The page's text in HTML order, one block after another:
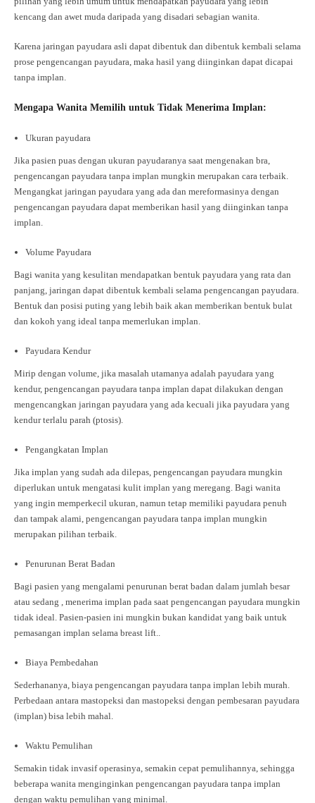
kencang dan awet muda daripada yang disadari sebagian wanita.
Karena jaringan payudara asli dapat dibentuk dan dibentuk kembali selama
prose pengencangan payudara, maka hasil yang diinginkan dapat dicapai
tanpa implan.
Mengapa Wanita Memilih untuk Tidak Menerima Implan:
Ukuran payudara
Jika pasien puas dengan ukuran payudaranya saat mengenakan bra,
pengencangan payudara tanpa implan mungkin merupakan cara terbaik.
Mengangkat jaringan payudara yang ada dan mereformasinya dengan
pengencangan payudara dapat memberikan hasil yang diinginkan tanpa
implan.
Volume Payudara
Bagi wanita yang kesulitan mendapatkan bentuk payudara yang rata dan
panjang, jaringan dapat dibentuk kembali selama pengencangan payudara.
Bentuk dan posisi puting yang lebih baik akan memberikan bentuk bulat
dan kokoh yang ideal tanpa memerlukan implan.
Payudara Kendur
Mirip dengan volume, jika masalah utamanya adalah payudara yang
kendur, pengencangan payudara tanpa implan dapat dilakukan dengan
mengencangkan jaringan payudara yang ada kecuali jika payudara yang
kendur terlalu parah (ptosis).
Pengangkatan Implan
Jika implan yang sudah ada dilepas, pengencangan payudara mungkin
diperlukan untuk mengatasi kulit implan yang meregang. Bagi wanita
yang ingin memperkecil ukuran, namun tetap memiliki payudara penuh
dan tampak alami, pengencangan payudara tanpa implan mungkin
merupakan pilihan terbaik.
Penurunan Berat Badan
Bagi pasien yang mengalami penurunan berat badan dalam jumlah besar
atau sedang , menerima implan pada saat pengencangan payudara mungkin
tidak ideal. Pasien-pasien ini mungkin bukan kandidat yang baik untuk
pemasangan implan selama breast lift..
Biaya Pembedahan
Sederhananya, biaya pengencangan payudara tanpa implan lebih murah.
Perbedaan antara mastopeksi dan mastopeksi dengan pembesaran payudara
(implan) bisa lebih mahal.
Waktu Pemulihan
Semakin tidak invasif operasinya, semakin cepat pemulihannya, sehingga
beberapa wanita menginginkan pengencangan payudara tanpa implan
dengan waktu pemulihan yang minimal.